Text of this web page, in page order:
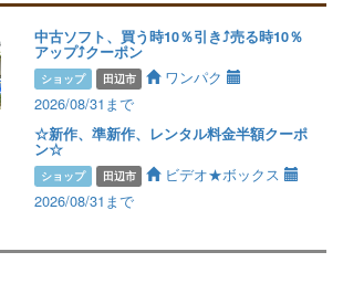
中古ソフト、買う時10％引き⤴️売る時10％
アップ⤴️クーポン
ショップ 田辺市
ワンパク
2026/08/31まで
☆新作、準新作、レンタル料金半額クーポ
ン☆
ショップ 田辺市
ビデオ★ボックス
2026/08/31まで